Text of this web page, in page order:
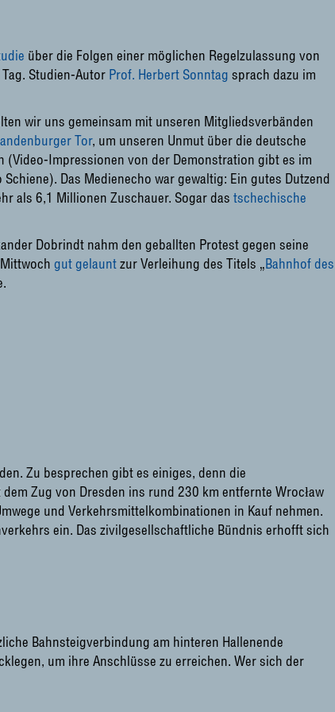
über die Folgen einer möglichen Regelzulassung von
Studien-Autor Prof. Herbert Sonntag sprach dazu im
wir uns gemeinsam mit unseren Mitgliedsverbänden
Tor, um unseren Unmut über die deutsche
(Video-Impressionen von der Demonstration gibt es im
Das Medienecho war gewaltig: Ein gutes Dutzend
als 6,1 Millionen Zuschauer. Sogar das tschechische
Dobrindt nahm den geballten Protest gegen seine
gut gelauntzur Verleihung des Titels „Bahnhof des
Zu besprechen gibt es einiges, denn die
Zug von Dresden ins rund 230 km entfernte Wrocław
und Verkehrsmittelkombinationen in Kauf nehmen.
ein. Das zivilgesellschaftliche Bündnis erhofft sich
Bahnsteigverbindung am hinteren Hallenende
um ihre Anschlüsse zu erreichen. Wer sich der